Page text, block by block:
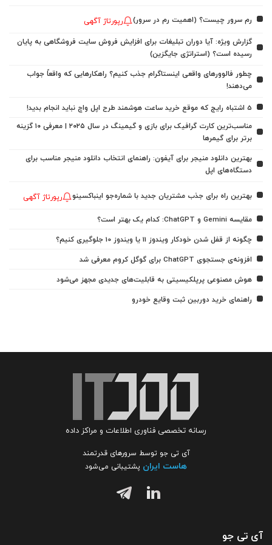
رم سرور چیست؟ (اهمیت رم در سرور) رپورتاژ آگهی
گزارش ویژه: آیا دوران تبلیغات برای افزایش فروش سایت فروشگاهی به پایان
رسیده است؟ (استراتژی جایگزین)
چطور فالوورهای واقعی اینستاگرام جذب کنیم؟ راهکارهایی که واقعاً جواب
می‌دهند!
5 اشتباه رایج که موقع خرید ساعت هوشمند طرح اپل واچ نباید انجام بدید!
مناسب‌ترین کارت گرافیک برای بازی و گیمینگ در سال ۲۰۲۵ | معرفی ۱۰ گزینه
برتر برای گیمرها
بهترین دانلود منیجر برای آیفون: راهنمای انتخاب دانلود منیجر مناسب برای
دستگاه‌های اپل
بهترین راه برای جذب مشتریان جدید با شماره‌جو اینباکسینو رپورتاژ آگهی
مقایسه Gemini و ChatGPT: کدام یک بهتر است؟
چگونه از قفل شدن خودکار ویندوز 11 یا ویندوز 10 جلوگیری کنیم؟
افزونه‌ی جستجوی ChatGPT برای گوگل کروم معرفی شد
هوش مصنوعی پرپلکیسیتی به قابلیت‌های جدیدی مجهز می‌شود
راهنمای خرید دوربین ثبت وقایع خودرو
رسانه تخصصی فناوری اطلاعات و مراکز داده
آی تی جو توسط سرورهای قدرتمند
هاست ایران پشتیبانی می‌شود
آی تی جو